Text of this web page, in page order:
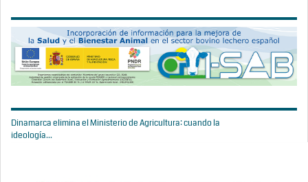
Dinamarca elimina el Ministerio de Agricultura: cuando la
ideología...